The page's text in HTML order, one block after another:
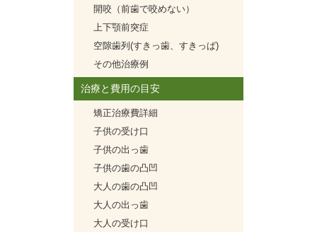
開咬（前歯で咬めない）
上下顎前突症
空隙歯列(すきっ歯、すきっぱ)
その他治療例
治療と費用の目安
矯正治療費詳細
子供の受け口
子供の出っ歯
子供の歯の凸凹
大人の歯の凸凹
大人の出っ歯
大人の受け口